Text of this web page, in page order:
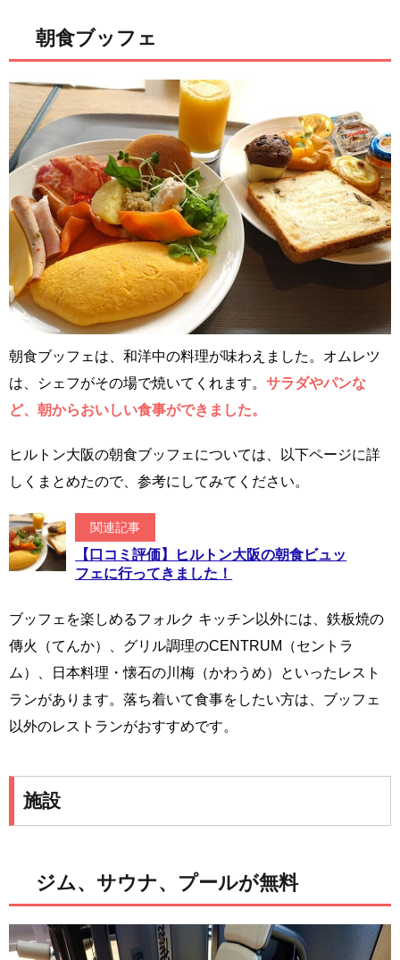
朝食ブッフェ
朝食ブッフェは、和洋中の料理が味わえました。オムレツ
は、シェフがその場で焼いてくれます。 サラダやパンな
ど、朝からおいしい食事ができました。
ヒルトン大阪の朝食ブッフェについては、以下ページに詳
しくまとめたので、参考にしてみてください。
関連記事
【口コミ評価】ヒルトン大阪の朝食ビュッ
フェに行ってきました！
ブッフェを楽しめるフォルク キッチン以外には、鉄板焼の
傳火（てんか）、グリル調理のCENTRUM（セントラ
ム）、日本料理・懐石の川梅（かわうめ）といったレスト
ランがあります。落ち着いて食事をしたい方は、ブッフェ
以外のレストランがおすすめです。
施設
ジム、サウナ、プールが無料